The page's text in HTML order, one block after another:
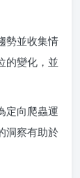
勢並收集情
的變化，並
定向爬蟲運
洞察有助於